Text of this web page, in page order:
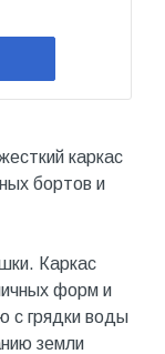
каркас
бортов и
Каркас
форм и
с грядки воды
земли